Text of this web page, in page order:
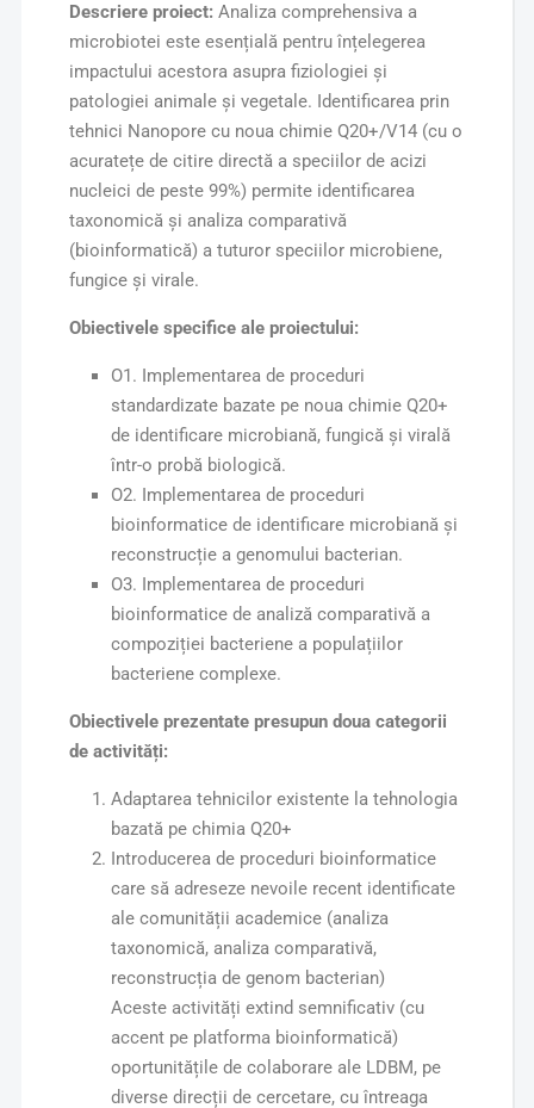
Descriere proiect: Analiza comprehensiva a
microbiotei este esențială pentru înțelegerea
impactului acestora asupra fiziologiei și
patologiei animale și vegetale. Identificarea prin
tehnici Nanopore cu noua chimie Q20+/V14 (cu o
acuratețe de citire directă a speciilor de acizi
nucleici de peste 99%) permite identificarea
taxonomică și analiza comparativă
(bioinformatică) a tuturor speciilor microbiene,
fungice și virale.
Obiectivele specifice ale proiectului:
O1. Implementarea de proceduri
standardizate bazate pe noua chimie Q20+
de identificare microbiană, fungică și virală
într-o probă biologică.
O2. Implementarea de proceduri
bioinformatice de identificare microbiană și
reconstrucție a genomului bacterian.
O3. Implementarea de proceduri
bioinformatice de analiză comparativă a
compoziției bacteriene a populațiilor
bacteriene complexe.
Obiectivele prezentate presupun doua categorii
de activități:
Adaptarea tehnicilor existente la tehnologia
bazată pe chimia Q20+
Introducerea de proceduri bioinformatice
care să adreseze nevoile recent identificate
ale comunității academice (analiza
taxonomică, analiza comparativă,
reconstrucția de genom bacterian)
Aceste activități extind semnificativ (cu
accent pe platforma bioinformatică)
oportunitățile de colaborare ale LDBM, pe
diverse direcții de cercetare, cu întreaga